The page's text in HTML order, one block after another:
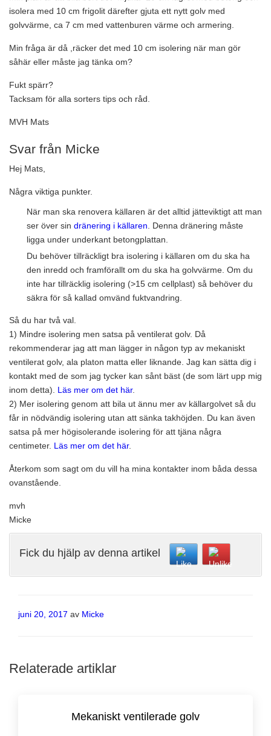
isolera med 10 cm frigolit därefter gjuta ett nytt golv med
golvvärme, ca 7 cm med vattenburen värme och armering.
Min fråga är då ,räcker det med 10 cm isolering när man gör
såhär eller måste jag tänka om?
Fukt spärr?
Tacksam för alla sorters tips och råd.
MVH Mats
Svar från Micke
Hej Mats,
Några viktiga punkter.
När man ska renovera källaren är det alltid jätteviktigt att man
ser över sin dränering i källaren. Denna dränering måste
ligga under underkant betongplattan.
Du behöver tillräckligt bra isolering i källaren om du ska ha
den inredd och framförallt om du ska ha golvvärme. Om du
inte har tillräcklig isolering (>15 cm cellplast) så behöver du
säkra för så kallad omvänd fuktvandring.
Så du har två val.
1) Mindre isolering men satsa på ventilerat golv. Då
rekommenderar jag att man lägger in någon typ av mekaniskt
ventilerat golv, ala platon matta eller liknande. Jag kan sätta dig i
kontakt med de som jag tycker kan sånt bäst (de som lärt upp mig
inom detta). Läs mer om det här.
2) Mer isolering genom att bila ut ännu mer av källargolvet så du
får in nödvändig isolering utan att sänka takhöjden. Du kan även
satsa på mer högisolerande isolering för att tjäna några
centimeter. Läs mer om det här.
Återkom som sagt om du vill ha mina kontakter inom båda dessa
ovanstående.
mvh
Micke
Fick du hjälp av denna artikel
Publicerat
juni 20, 2017 av Micke
Relaterade artiklar
Mekaniskt ventilerade golv